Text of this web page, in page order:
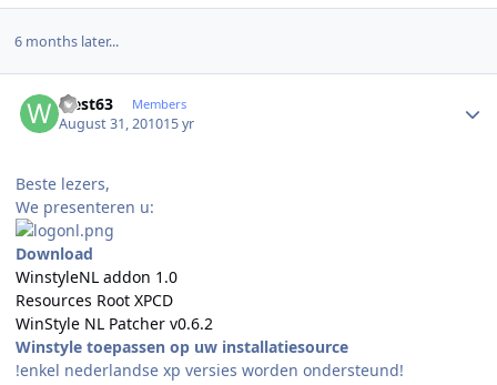
6 months later...
west63 Members
August 31, 201015 yr
Beste lezers,
We presenteren u:
Download
WinstyleNL addon 1.0
Resources Root XPCD
WinStyle NL Patcher v0.6.2
Winstyle toepassen op uw installatiesource
!enkel nederlandse xp versies worden ondersteund!